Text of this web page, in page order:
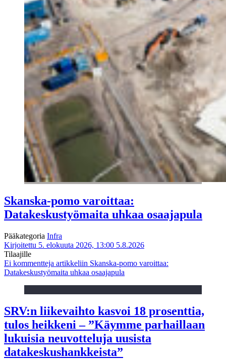
Skanska-pomo varoittaa:
Datakeskustyömaita uhkaa osaajapula
Pääkategoria Infra
Kirjoitettu 5. elokuuta 2026, 13:00 5.8.2026
Tilaajille
Ei kommentteja artikkeliin Skanska-pomo varoittaa:
Datakeskustyömaita uhkaa osaajapula
SRV:n liikevaihto kasvoi 18 prosenttia,
tulos heikkeni – ”Käymme parhaillaan
lukuisia neuvotteluja uusista
datakeskushankkeista”